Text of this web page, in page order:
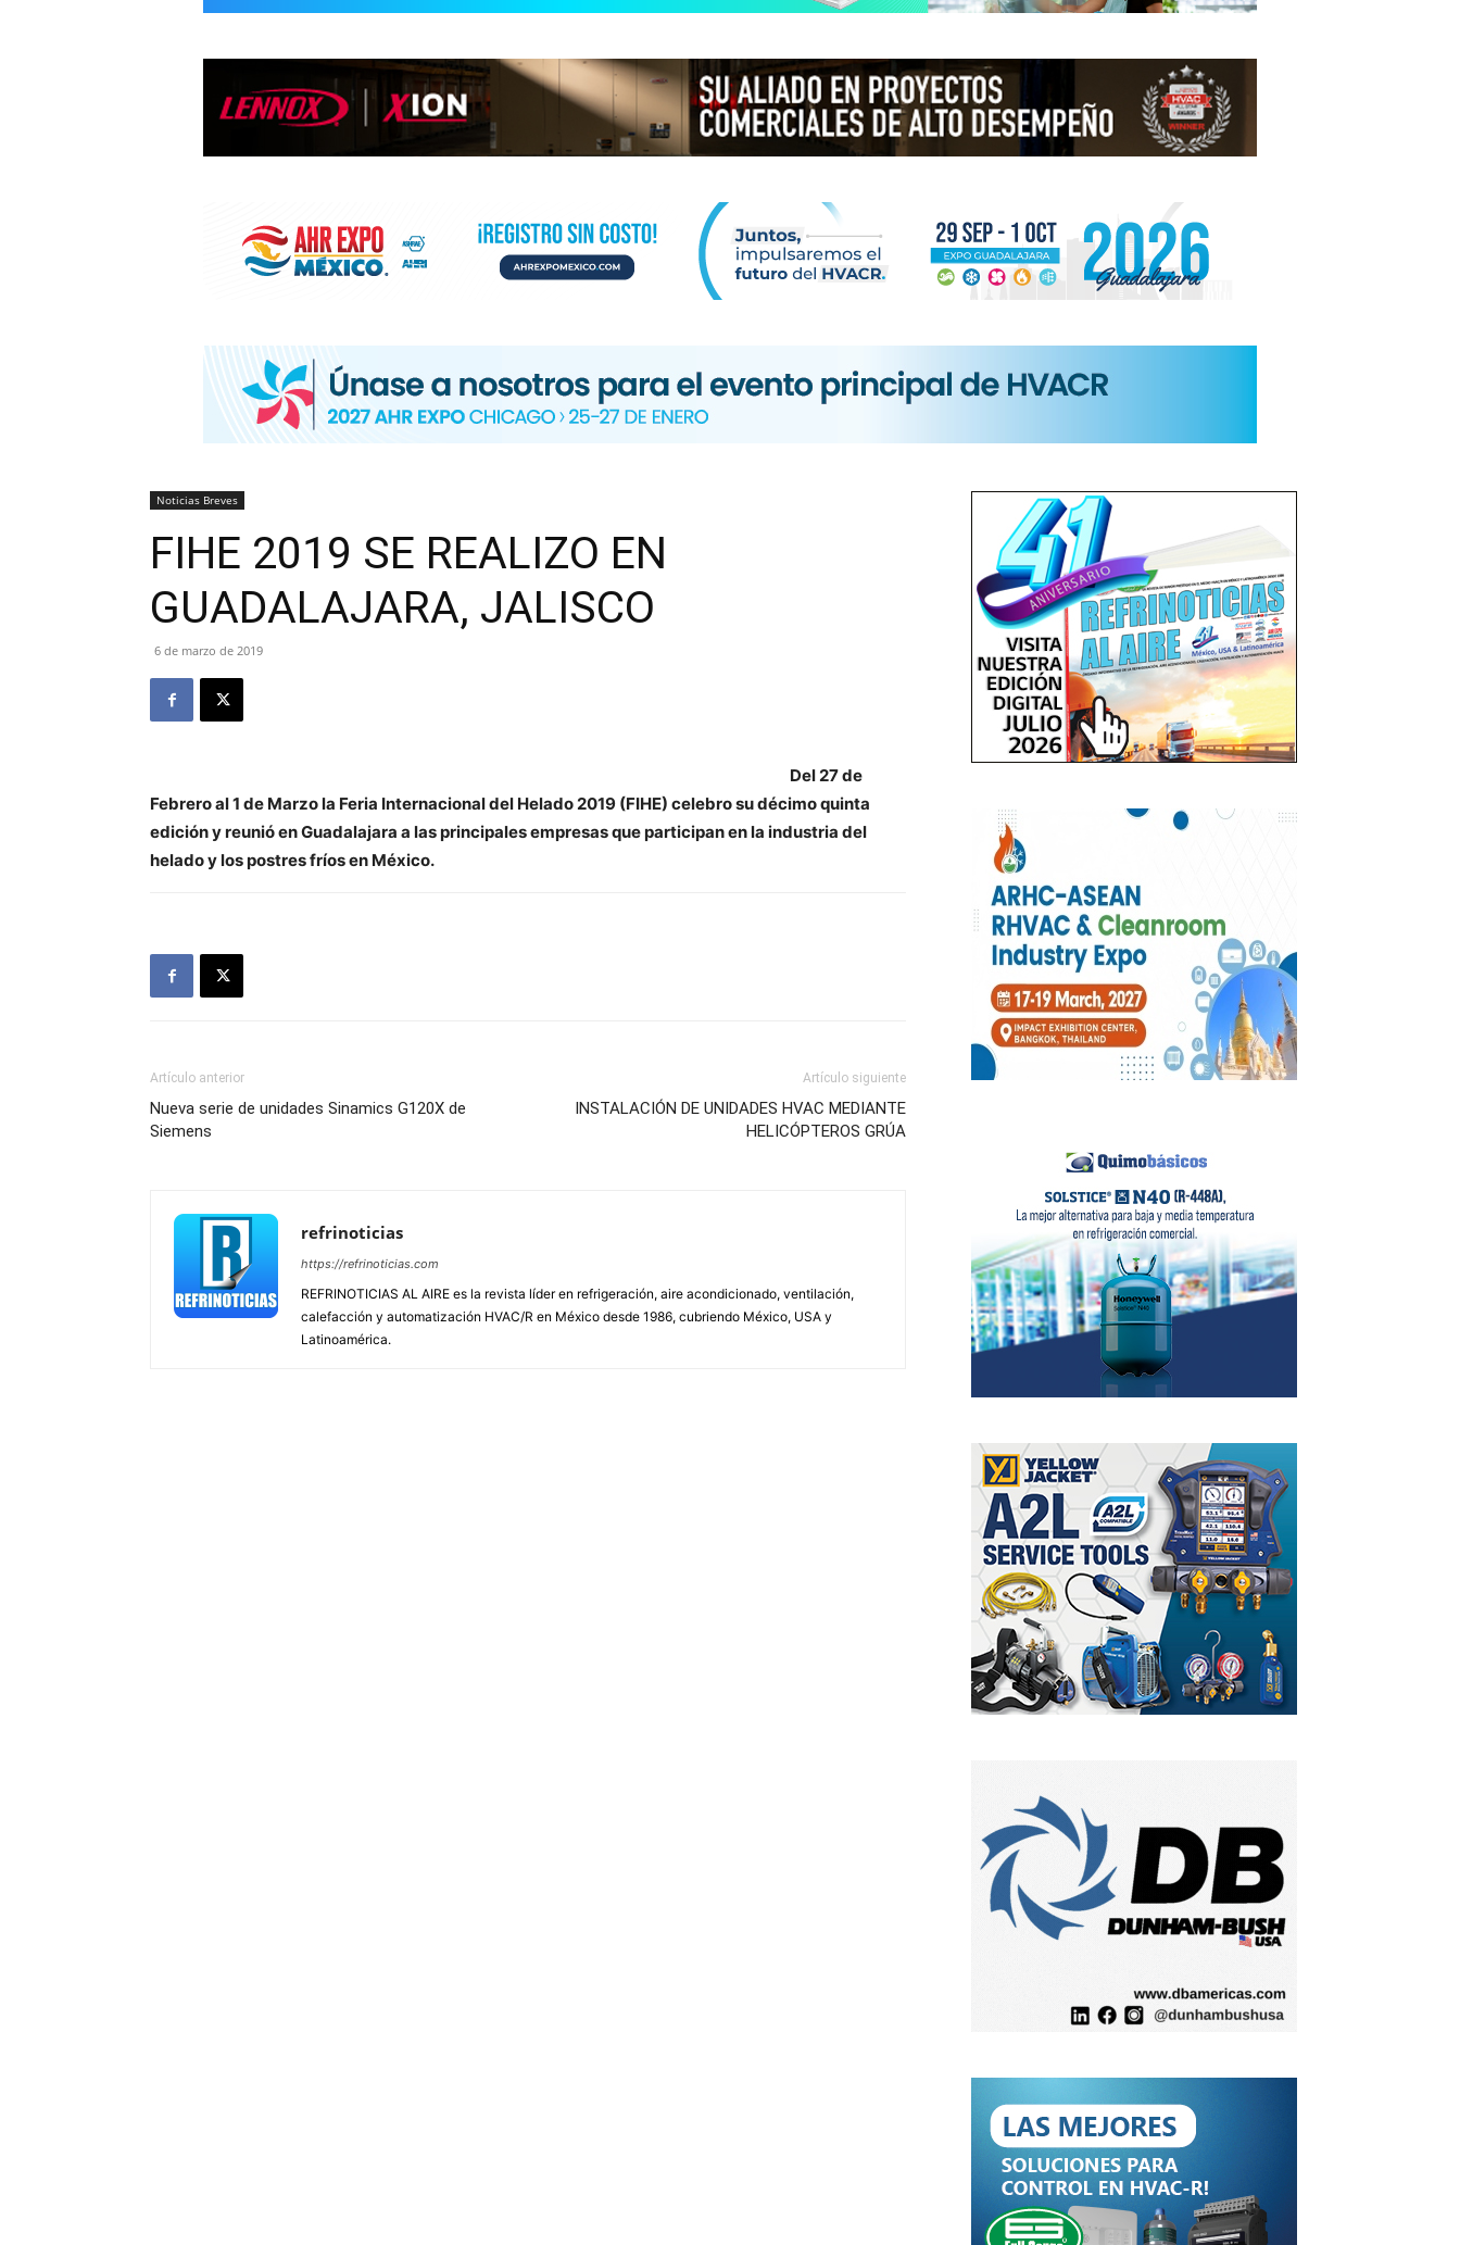
INFORMACIÓN
HVAC/R
DE
Noticias Breves
FIHE 2019 SE REALIZO EN
GUADALAJARA, JALISCO
6 de marzo de 2019
Del 27 de
Febrero al 1 de Marzo la Feria Internacional del Helado 2019 (FIHE) celebro su décimo quinta
edición y reunió en Guadalajara a las principales empresas que participan en la industria del
helado y los postres fríos en México.
Artículo anterior
Nueva serie de unidades Sinamics G120X de
Siemens
Artículo siguiente
INSTALACIÓN DE UNIDADES HVAC MEDIANTE
HELICÓPTEROS GRÚA
refrinoticias
https://refrinoticias.com
REFRINOTICIAS AL AIRE es la revista líder en refrigeración, aire acondicionado, ventilación,
calefacción y automatización HVAC/R en México desde 1986, cubriendo México, USA y
Latinoamérica.